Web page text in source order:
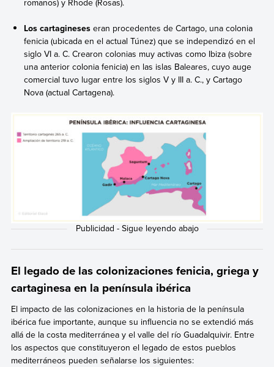
romanos) y Rhode (Rosas).
Los cartagineseseran procedentes de Cartago, una colonia
fenicia (ubicada en el actual Túnez) que se independizó en el
siglo VI a. C. Crearon colonias muy activas como Ibiza (sobre
una anterior colonia fenicia) en las islas Baleares, cuyo auge
comercial tuvo lugar entre los siglos V y III a. C., y Cartago
Nova (actual Cartagena).
El legado de las colonizaciones fenicia, griega y
cartaginesa en la península ibérica
El impacto de las colonizaciones en la historia de la península
ibérica fue importante, aunque su influencia no se extendió más
allá de la costa mediterránea y el valle del río Guadalquivir. Entre
los aspectos que constituyeron el legado de estos pueblos
mediterráneos pueden señalarse los siguientes: